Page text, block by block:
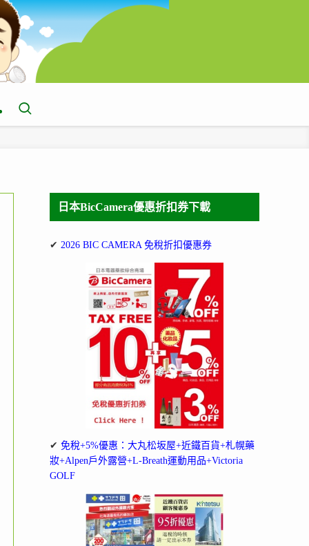
日本BicCamera優惠折扣券下載
✔ 2026 BIC CAMERA 免稅折扣優惠券
✔ 免稅+5%優惠：大丸松坂屋+近鐵百貨+札幌藥
妝+Alpen戶外露營+L-Breath運動用品+Victoria
GOLF